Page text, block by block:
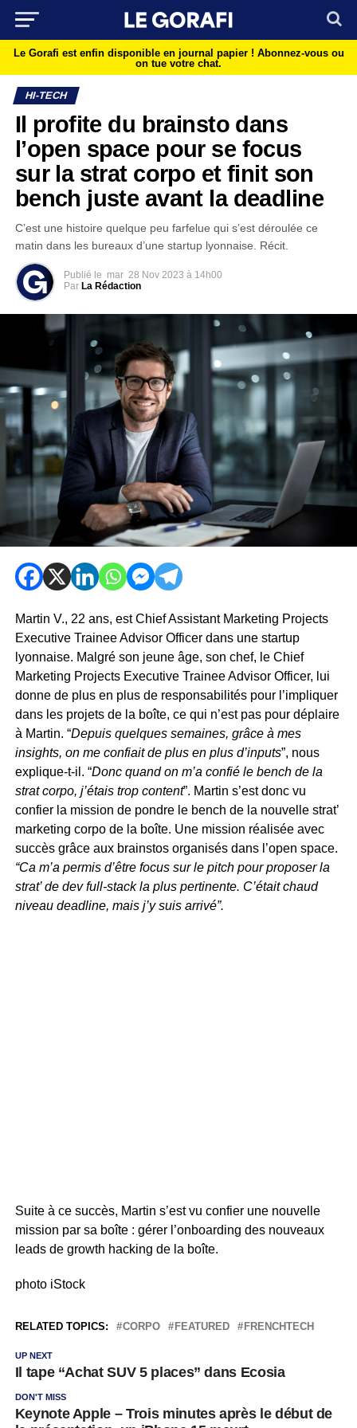
Le Gorafi est enfin disponible en journal papier ! Abonnez-vous ou
on tue votre chat.
HI-TECH
Il profite du brainsto dans
l’open space pour se focus
sur la strat corpo et finit son
bench juste avant la deadline
C’est une histoire quelque peu farfelue qui s’est déroulée ce
matin dans les bureaux d’une startup lyonnaise. Récit.
Publié le mar 28 Nov 2023 à 14h00
Par La Rédaction
Martin V., 22 ans, est Chief Assistant Marketing Projects
Executive Trainee Advisor Officer dans une startup
lyonnaise. Malgré son jeune âge, son chef, le Chief
Marketing Projects Executive Trainee Advisor Officer, lui
donne de plus en plus de responsabilités pour l’impliquer
dans les projets de la boîte, ce qui n’est pas pour déplaire
à Martin. “Depuis quelques semaines, grâce à mes
insights, on me confiait de plus en plus d’inputs”, nous
explique-t-il. “Donc quand on m’a confié le bench de la
strat corpo, j’étais trop content”. Martin s’est donc vu
confier la mission de pondre le bench de la nouvelle strat’
marketing corpo de la boîte. Une mission réalisée avec
succès grâce aux brainstos organisés dans l’open space.
“Ca m’a permis d’être focus sur le pitch pour proposer la
strat’ de dev full-stack la plus pertinente. C’était chaud
niveau deadline, mais j’y suis arrivé”.
Suite à ce succès, Martin s’est vu confier une nouvelle
mission par sa boîte : gérer l’onboarding des nouveaux
leads de growth hacking de la boîte.
photo iStock
RELATED TOPICS: CORPO FEATURED FRENCHTECH
UP NEXT
Il tape “Achat SUV 5 places” dans Ecosia
DON'T MISS
Keynote Apple – Trois minutes après le début de